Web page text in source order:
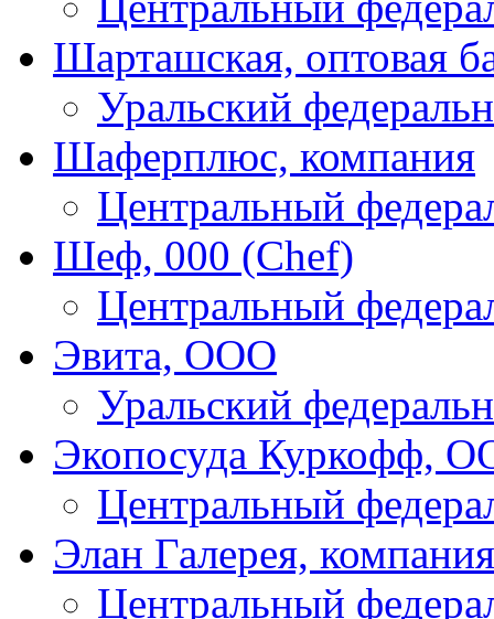
Шарташская, оптовая
Уральский
Шаферплюс, компания
Центральный
Шеф, 000 (Chef)
Центральный
Эвита, ООО
Уральский
Экопосуда Куркофф,
Центральный
Элан Галерея, компания
Центральный